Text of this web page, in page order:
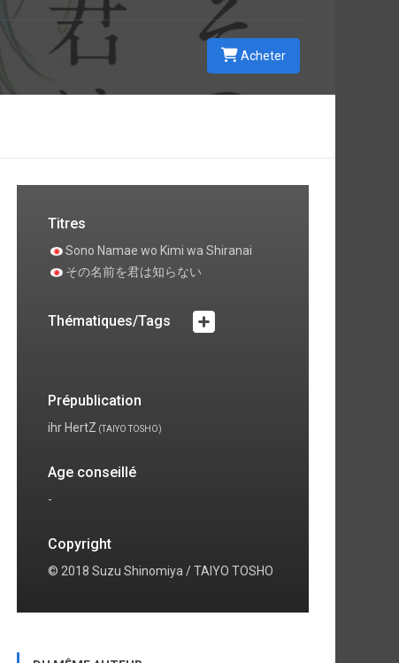
Acheter
Titres
Sono Namae wo Kimi wa Shiranai
その名前を君は知らない
Thématiques/Tags
Prépublication
ihr HertZ (TAIYO TOSHO)
Age conseillé
-
Copyright
© 2018 Suzu Shinomiya / TAIYO TOSHO